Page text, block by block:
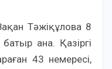
Тәжіқұлова 8
ана. Қазіргі
43 немересі,